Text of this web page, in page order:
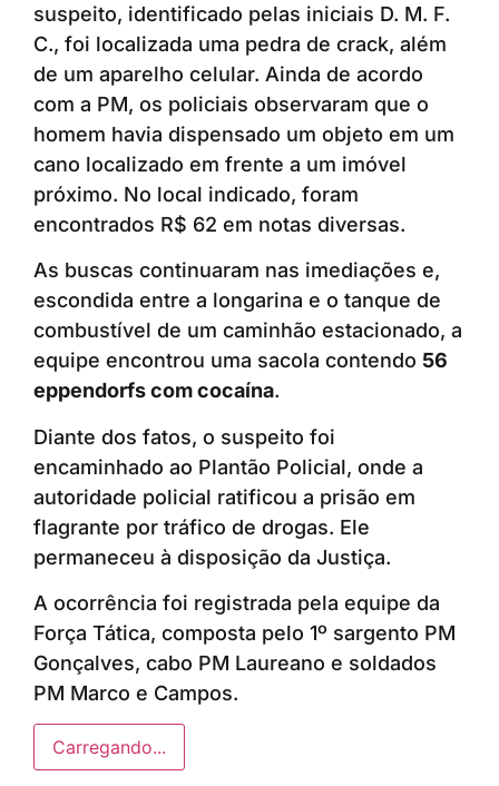
suspeito, identificado pelas iniciais D. M. F.
C., foi localizada uma pedra de crack, além
de um aparelho celular. Ainda de acordo
com a PM, os policiais observaram que o
homem havia dispensado um objeto em um
cano localizado em frente a um imóvel
próximo. No local indicado, foram
encontrados R$ 62 em notas diversas.
As buscas continuaram nas imediações e,
escondida entre a longarina e o tanque de
combustível de um caminhão estacionado, a
equipe encontrou uma sacola contendo 56
eppendorfs com cocaína.
Diante dos fatos, o suspeito foi
encaminhado ao Plantão Policial, onde a
autoridade policial ratificou a prisão em
flagrante por tráfico de drogas. Ele
permaneceu à disposição da Justiça.
A ocorrência foi registrada pela equipe da
Força Tática, composta pelo 1º sargento PM
Gonçalves, cabo PM Laureano e soldados
PM Marco e Campos.
Carregando...